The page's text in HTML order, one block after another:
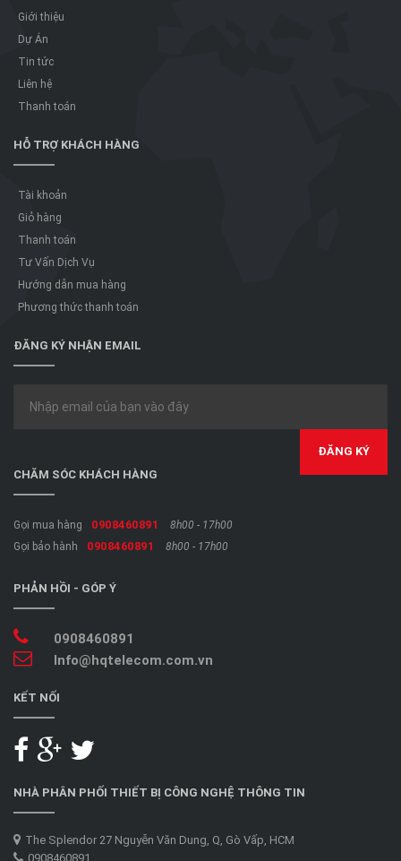
Giới thiệu
Dự Án
Tin tức
Liên hệ
Thanh toán
HỖ TRỢ KHÁCH HÀNG
Tài khoản
Giỏ hàng
Thanh toán
Tư Vấn Dịch Vụ
Hướng dẫn mua hàng
Phương thức thanh toán
ĐĂNG KÝ NHẬN EMAIL
CHĂM SÓC KHÁCH HÀNG
Gọi mua hàng 0908460891
8h00 - 17h00
Gọi bảo hành
0908460891 8h00 - 17h00
PHẢN HỒI - GÓP Ý
0908460891
Info@hqtelecom.com.vn
KẾT NỐI
NHÀ PHÂN PHỐI THIẾT BỊ CÔNG NGHỆ THÔNG TIN
The Splendor 27 Nguyễn Văn Dung, Q, Gò Vấp, HCM
0908460891